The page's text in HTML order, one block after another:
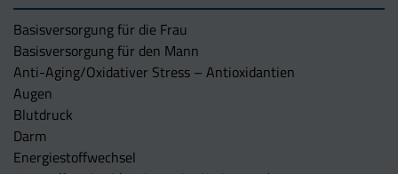
Basisversorgung für die Frau
Basisversorgung für den Mann
Anti-Aging/Oxidativer Stress – Antioxidantien
Augen
Blutdruck
Darm
Energiestoffwechsel